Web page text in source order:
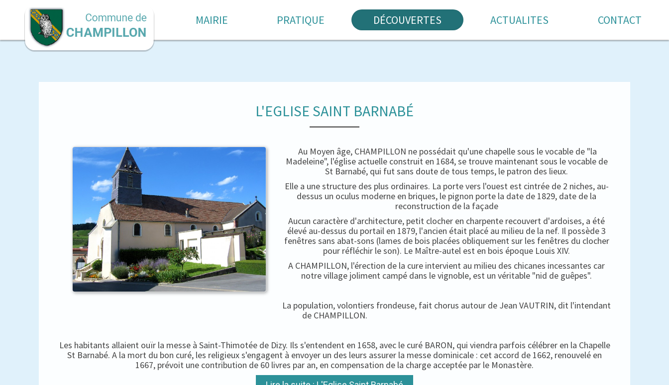
MAIRIE PRATIQUE DÉCOUVERTES ACTUALITES CONTACT
L'EGLISE SAINT BARNABÉ
Au Moyen âge, CHAMPILLON ne possédait qu'une chapelle sous le vocable de "la
Madeleine", l'église actuelle construit en 1684, se trouve maintenant sous le vocable de
St Barnabé, qui fut sans doute de tous temps, le patron des lieux.
Elle a une structure des plus ordinaires. La porte vers l'ouest est cintrée de 2 niches, au-
dessus un oculus moderne en briques, le pignon porte la date de 1829, date de la
reconstruction de la façade
Aucun caractère d'architecture, petit clocher en charpente recouvert d'ardoises, a été
élevé au-dessus du portail en 1879, l'ancien était placé au milieu de la nef. Il possède 3
fenêtres sans abat-sons (lames de bois placées obliquement sur les fenêtres du clocher
pour réfléchir le son). Le Maître-autel est en bois époque Louis XIV.
A CHAMPILLON, l'érection de la cure intervient au milieu des chicanes incessantes car
notre village joliment campé dans le vignoble, est un véritable "nid de guêpes".
La population, volontiers frondeuse, fait chorus autour de Jean VAUTRIN, dit l'intendant
de CHAMPILLON.
Les habitants allaient ouïr la messe à Saint-Thimotée de Dizy. Ils s'entendent en 1658, avec le curé BARON, qui viendra parfois célébrer en la Chapelle
St Barnabé. A la mort du bon curé, les religieux s'engagent à envoyer un des leurs assurer la messe dominicale : cet accord de 1662, renouvelé en
1667, prévoit une contribution de 60 livres par an, en compensation de la charge acceptée par le Monastère.